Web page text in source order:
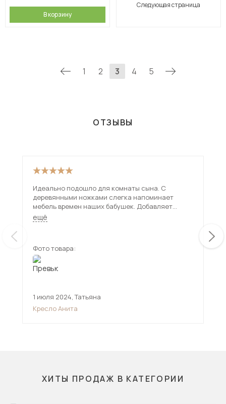
В корзину
Следующая страница
1 2 3 4 5
ОТЗЫВЫ
Идеально подошло для комнаты сына. С
деревянными ножками слегка напоминает
мебель времен наших бабушек. Добавляет
немного ностальгии и классики.
ещё
Фото товара:
1 июля 2024,Татьяна
Кресло Анита
ХИТЫ ПРОДАЖ В КАТЕГОРИИ